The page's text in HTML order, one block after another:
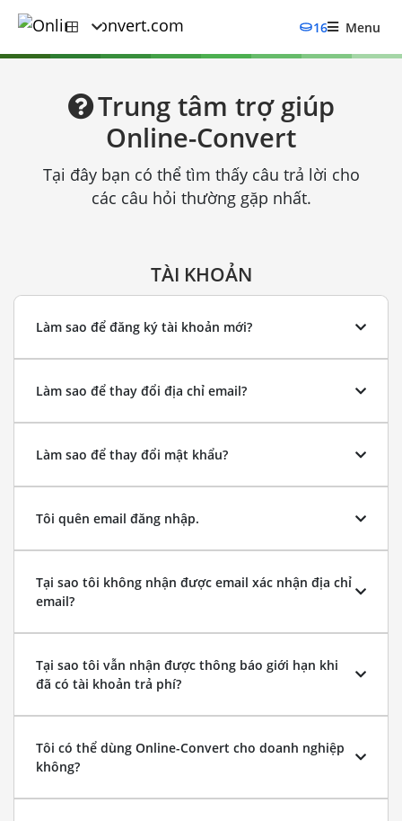
16 Menu
Trung tâm trợ giúp
Online-Convert
Tại đây bạn có thể tìm thấy câu trả lời cho
các câu hỏi thường gặp nhất.
TÀI KHOẢN
Làm sao để đăng ký tài khoản mới?
Làm sao để thay đổi địa chỉ email?
Làm sao để thay đổi mật khẩu?
Tôi quên email đăng nhập.
Tại sao tôi không nhận được email xác nhận địa chỉ
email?
Tại sao tôi vẫn nhận được thông báo giới hạn khi
đã có tài khoản trả phí?
Tôi có thể dùng Online-Convert cho doanh nghiệp
không?